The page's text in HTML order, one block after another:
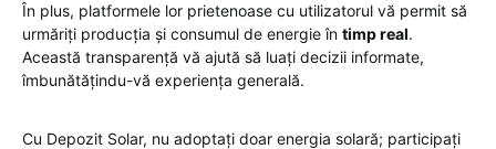
În plus, platformele lor prietenoase cu utilizatorul vă permit să
urmăriți producția și consumul de energie în timp real.
Această transparență vă ajută să luați decizii informate,
îmbunătățindu-vă experiența generală.
Cu Depozit Solar, nu adoptați doar energia solară; participați